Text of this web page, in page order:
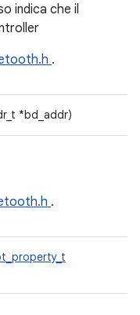
indica che il
.
*bd_addr)
.